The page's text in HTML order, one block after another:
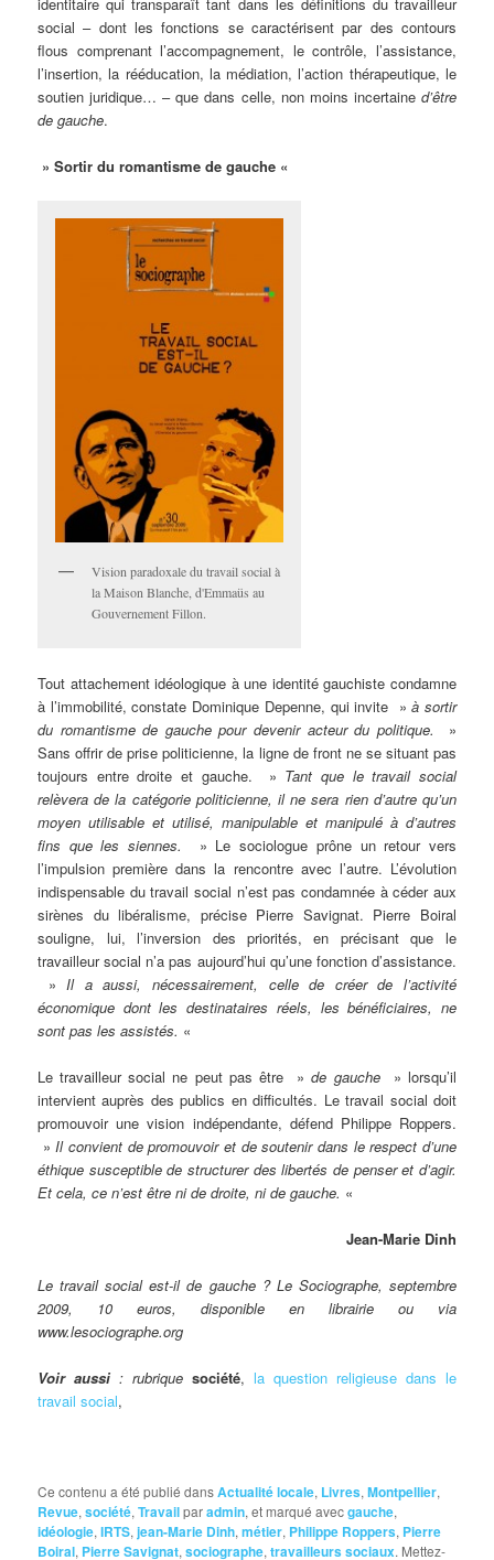
social – dont les fonctions se caractérisent par des contours
flous comprenant l’accompagnement, le contrôle, l’assistance,
l’insertion, la rééducation, la médiation, l’action thérapeutique, le
soutien juridique… – que dans celle, non moins incertaine d’être
de gauche.
» Sortir du romantisme de gauche «
Vision paradoxale du travail social à
la Maison Blanche, d'Emmaüs au
Gouvernement Fillon.
Tout attachement idéologique à une identité gauchiste condamne
à l’immobilité, constate Dominique Depenne, qui invite »à sortir
du romantisme de gauche pour devenir acteur du politique. »
Sans offrir de prise politicienne, la ligne de front ne se situant pas
toujours entre droite et gauche. » Tant que le travail social
relèvera de la catégorie politicienne, il ne sera rien d’autre qu’un
moyen utilisable et utilisé, manipulable et manipulé à d’autres
fins que les siennes.
» Le sociologue prône un retour vers
l’impulsion première dans la rencontre avec l’autre. L’évolution
indispensable du travail social n’est pas condamnée à céder aux
sirènes du libéralisme, précise Pierre Savignat. Pierre Boiral
souligne, lui, l’inversion des priorités, en précisant que le
travailleur social n’a pas aujourd’hui qu’une fonction d’assistance.
» Il a aussi, nécessairement, celle de créer de l’activité
économique dont les destinataires réels, les bénéficiaires, ne
sont pas les assistés. «
Le travailleur social ne peut pas être »de gauche» lorsqu’il
intervient auprès des publics en difficultés. Le travail social doit
promouvoir une vision indépendante, défend Philippe Roppers.
»Il convient de promouvoir et de soutenir dans le respect d’une
éthique susceptible de structurer des libertés de penser et d’agir.
Et cela, ce n’est être ni de droite, ni de gauche. «
Jean-Marie Dinh
Le travail social est-il de gauche ? Le Sociographe, septembre
2009, 10 euros, disponible en librairie ou via
www.lesociographe.org
Voir aussi: rubriquesociété,la question religieuse dans le
travail social,
Ce contenu a été publié dansActualité locale, Livres,Montpellier,
Revue,société,Travailparadmin, et marqué avecgauche,
idéologie,IRTS,jean-Marie Dinh,métier, Philippe Roppers, Pierre
Boiral, Pierre Savignat,sociographe,travailleurs sociaux. Mettez-